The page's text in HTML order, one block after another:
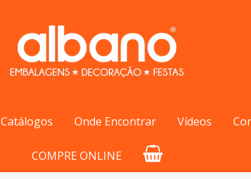
Catálogos Onde Encontrar Vídeos
COMPRE ONLINE